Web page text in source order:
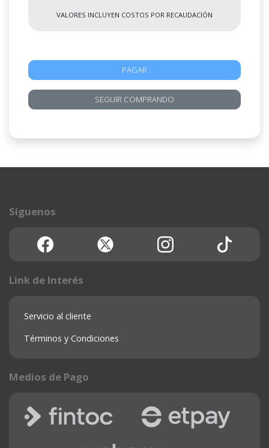
VALORES INCLUYEN COSTOS POR RECAUDACIÓN
SEGUIR COMPRANDO
PAGAR
Síguenos
Link de Interés
Servicio al cliente
Términos y Condiciones
Medios de Pago